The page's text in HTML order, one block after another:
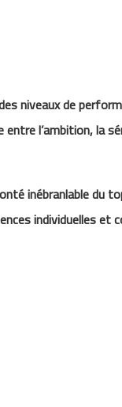
niveaux de
entre l’ambition, la
inébranlable du
individuelles et